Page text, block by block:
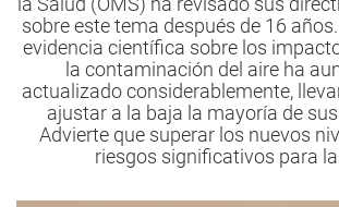
sobre este tema después de 16
evidencia científica sobre los
la contaminación del aire ha
actualizado considerablemente,
ajustar a la baja la mayoría de
Advierte que superar los nuevos
riesgos significativos para